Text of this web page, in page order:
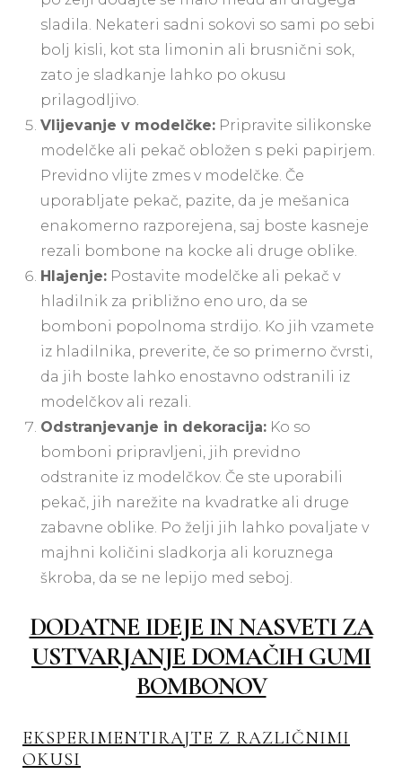
sladila. Nekateri sadni sokovi so sami po sebi
bolj kisli, kot sta limonin ali brusnični sok,
zato je sladkanje lahko po okusu
prilagodljivo.
Vlijevanje v modelčke: Pripravite silikonske
modelčke ali pekač obložen s peki papirjem.
Previdno vlijte zmes v modelčke. Če
uporabljate pekač, pazite, da je mešanica
enakomerno razporejena, saj boste kasneje
rezali bombone na kocke ali druge oblike.
Hlajenje: Postavite modelčke ali pekač v
hladilnik za približno eno uro, da se
bomboni popolnoma strdijo. Ko jih vzamete
iz hladilnika, preverite, če so primerno čvrsti,
da jih boste lahko enostavno odstranili iz
modelčkov ali rezali.
Odstranjevanje in dekoracija: Ko so
bomboni pripravljeni, jih previdno
odstranite iz modelčkov. Če ste uporabili
pekač, jih narežite na kvadratke ali druge
zabavne oblike. Po želji jih lahko povaljate v
majhni količini sladkorja ali koruznega
škroba, da se ne lepijo med seboj.
DODATNE IDEJE IN NASVETI ZA
USTVARJANJE DOMAČIH GUMI
BOMBONOV
EKSPERIMENTIRAJTE Z RAZLIČNIMI
OKUSI